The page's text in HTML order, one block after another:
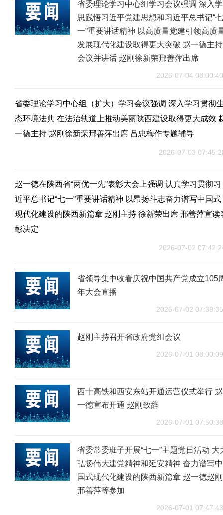
省委理论学习中心组学习会议强调 深入学
思践悟习近平党建思想和习近平总书记“七
一”重要讲话精神 以高质量党建引领高质
发展现代化建设取得更大突破 赵一德主持
会议并讲话 赵刚徐新荣邢善萍出席
2026-07-04 08:00:40
省委理论学习中心组（扩大）学习会议强调 深入学习贯彻
态环境法典 在法治轨道上推动美丽陕西建设取得更大成效
一德主持 赵刚徐新荣邢善萍出席 吕忠梅作专题辅导
2026-07-03
赵一德在陕西省“两优一先”表彰大会上强调 认真学习贯彻习
近平总书记“七一”重要讲话精神 以昂扬斗志奋力谱写中国式
现代化建设的陕西新篇章 赵刚主持 徐新荣出席 邢善萍宣读
彰决定
2026-07-02
省领导集中收看庆祝中国共产党成立105
年大会直播
2026-07-02 07:39:35
赵刚主持召开省政府党组会议
2026-07-01 08:00:09
西十高铁和西安东站开通运营仪式举行 赵
一德宣布开通 赵刚致辞
2026-07-01 07:50:38
省委常委班子开展“七一”主题党日活动 大
弘扬伟大建党精神和延安精神 奋力谱写中
国式现代化建设的陕西新篇章 赵一德赵刚
邢善萍等参加
2026-07-01 07:47:43